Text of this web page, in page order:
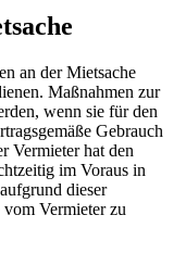
an der Mietsache
Maßnahmen zur
wenn sie für den
Gebrauch
Vermieter hat den
im Voraus in
dieser
Vermieter zu